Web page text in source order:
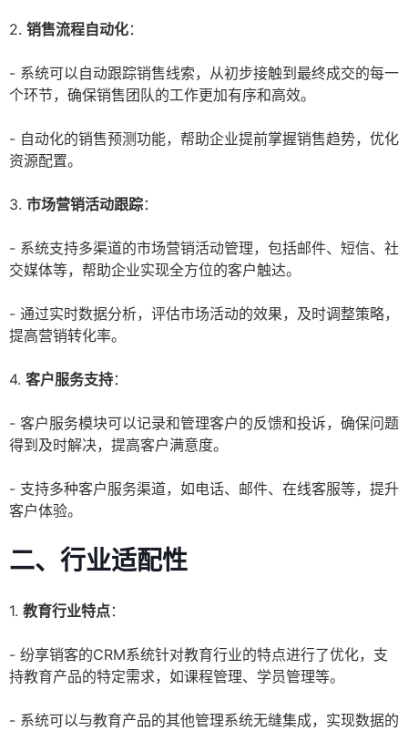
2. 销售流程自动化：
- 系统可以自动跟踪销售线索，从初步接触到最终成交的每一
个环节，确保销售团队的工作更加有序和高效。
- 自动化的销售预测功能，帮助企业提前掌握销售趋势，优化
资源配置。
3. 市场营销活动跟踪：
- 系统支持多渠道的市场营销活动管理，包括邮件、短信、社
交媒体等，帮助企业实现全方位的客户触达。
- 通过实时数据分析，评估市场活动的效果，及时调整策略，
提高营销转化率。
4. 客户服务支持：
- 客户服务模块可以记录和管理客户的反馈和投诉，确保问题
得到及时解决，提高客户满意度。
- 支持多种客户服务渠道，如电话、邮件、在线客服等，提升
客户体验。
二、行业适配性
1. 教育行业特点：
- 纷享销客的CRM系统针对教育行业的特点进行了优化，支
持教育产品的特定需求，如课程管理、学员管理等。
- 系统可以与教育产品的其他管理系统无缝集成，实现数据的